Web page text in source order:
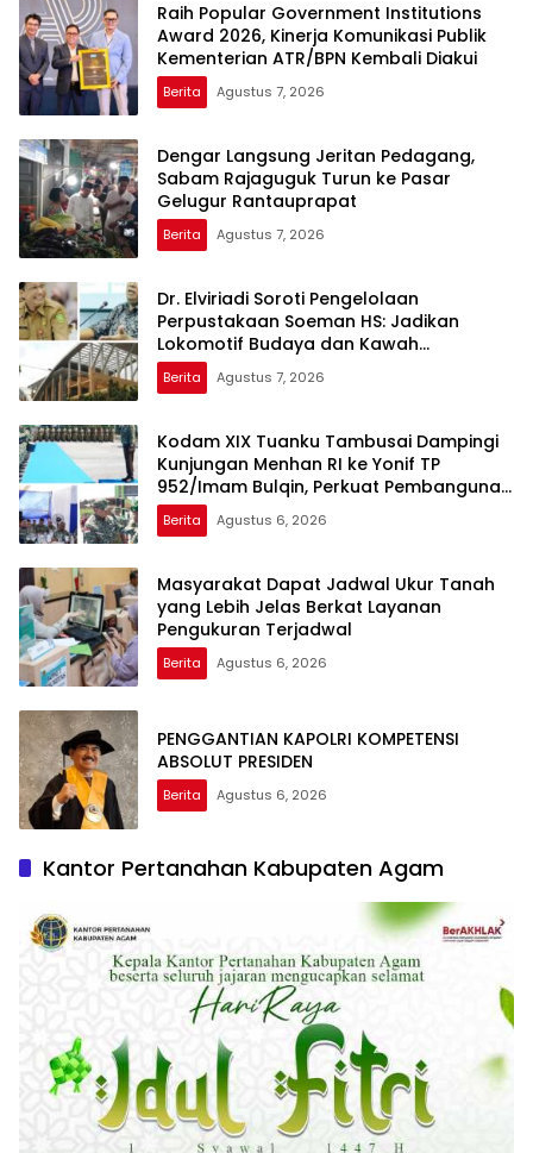
Raih Popular Government Institutions
Award 2026, Kinerja Komunikasi Publik
Kementerian ATR/BPN Kembali Diakui
Berita Agustus 7, 2026
Dengar Langsung Jeritan Pedagang,
Sabam Rajaguguk Turun ke Pasar
Gelugur Rantauprapat
Berita Agustus 7, 2026
Dr. Elviriadi Soroti Pengelolaan
Perpustakaan Soeman HS: Jadikan
Lokomotif Budaya dan Kawah
Candradimuka Intelektual
Berita Agustus 7, 2026
Kodam XIX Tuanku Tambusai Dampingi
Kunjungan Menhan RI ke Yonif TP
952/Imam Bulqin, Perkuat Pembangunan
Satuan
Berita Agustus 6, 2026
Masyarakat Dapat Jadwal Ukur Tanah
yang Lebih Jelas Berkat Layanan
Pengukuran Terjadwal
Berita Agustus 6, 2026
PENGGANTIAN KAPOLRI KOMPETENSI
ABSOLUT PRESIDEN
Berita Agustus 6, 2026
Kantor Pertanahan Kabupaten Agam